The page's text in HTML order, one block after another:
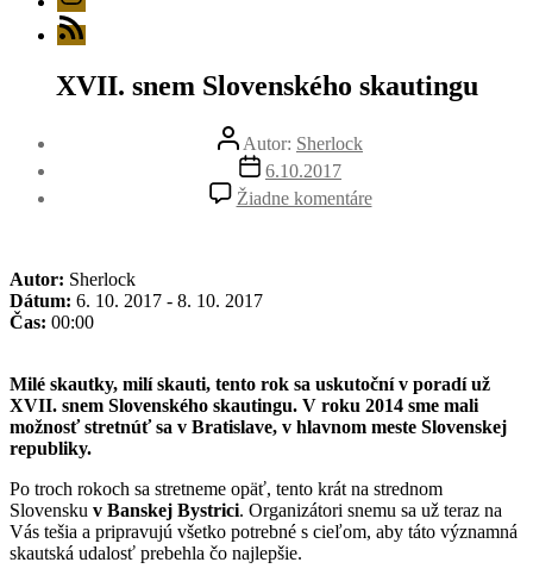
RSS
XVII. snem Slovenského skautingu
Autor
článku
Autor: Sherlock
Dátum
článku
6.10.2017
Žiadne komentárena
XVII.
Autor: Sherlock
Dátum: 6. 10. 2017 - 8. 10. 2017
Čas: 00:00
Milé skautky, milí skauti, tento rok sa uskutoční v poradí už
XVII. snem Slovenského skautingu. V roku 2014 sme mali
možnosť stretnúť sa v Bratislave, v hlavnom meste Slovenskej
republiky.
Po troch rokoch sa stretneme opäť, tento krát na strednom
Slovensku v Banskej Bystrici. Organizátori snemu sa už teraz na
Vás tešia a pripravujú všetko potrebné s cieľom, aby táto významná
skautská udalosť prebehla čo najlepšie.